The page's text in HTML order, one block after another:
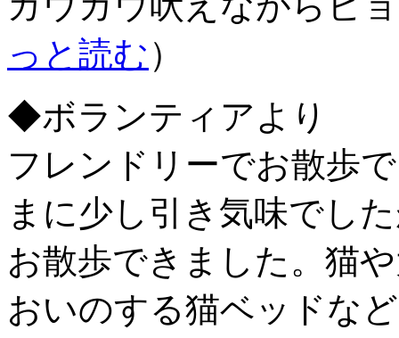
っと読む ）
◆ボランティアより
フレンドリーでお散歩
まに少し引き気味でし
お散歩できました。猫
おいのする猫ベッドな